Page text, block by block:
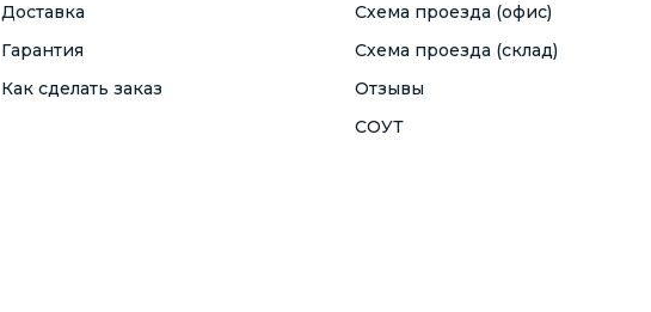
Доставка
Гарантия
Как сделать заказ
Схема проезда (офис)
Схема проезда (склад)
Отзывы
СОУТ